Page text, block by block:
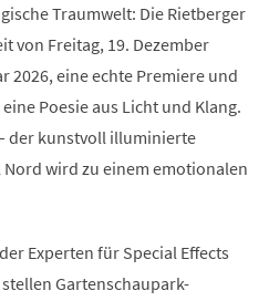
Traumwelt: Die Rietberger
von Freitag, 19. Dezember
2026, eine echte Premiere und
Poesie aus Licht und Klang.
der kunstvoll illuminierte
wird zu einem emotionalen
Experten für Special Effects
Gartenschaupark-